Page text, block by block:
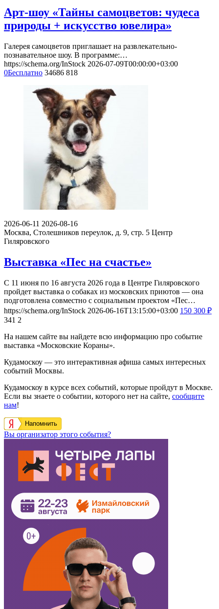
Арт-шоу «Тайны самоцветов: чудеса
природы + искусство ювелира»
Галерея самоцветов приглашает на развлекательно-
познавательное шоу. В программе:…
https://schema.org/InStock 2026-07-09T00:00:00+03:00
0Бесплатно 34686 818
2026-06-11 2026-08-16
Москва, Столешников переулок, д. 9, стр. 5 Центр
Гиляровского
Выставка «Пес на счастье»
С 11 июня по 16 августа 2026 года в Центре Гиляровского
пройдет выставка о собаках из московских приютов — она
подготовлена совместно с социальным проектом «Пес…
https://schema.org/InStock 2026-06-16T13:15:00+03:00 150 300 ₽
341 2
На нашем сайте вы найдете всю информацию про событие
выставка «Московские Кораны».
Кудамоскоу — это интерактивная афиша самых интересных
событий Москвы.
Кудамоскоу в курсе всех событий, которые пройдут в Москве.
Если вы знаете о событии, которого нет на сайте, сообщите
нам!
Напомнить
Вы организатор этого события?